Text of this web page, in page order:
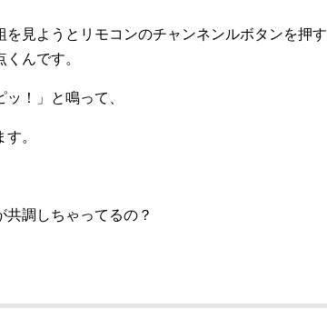
見ようとリモコンのチャンネンルボタンを押す
んです。
！」と鳴って、
。
調しちゃってるの？